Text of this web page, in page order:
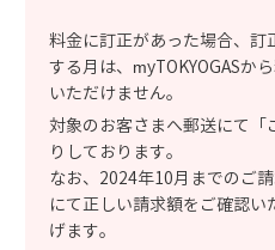
料金に訂正があった場合、
する月は、myTOKYOGASか
いただけません。
対象のお客さまへ郵送にて
りしております。
なお、2024年10月までのご
にて正しい請求額をご確認
げます。